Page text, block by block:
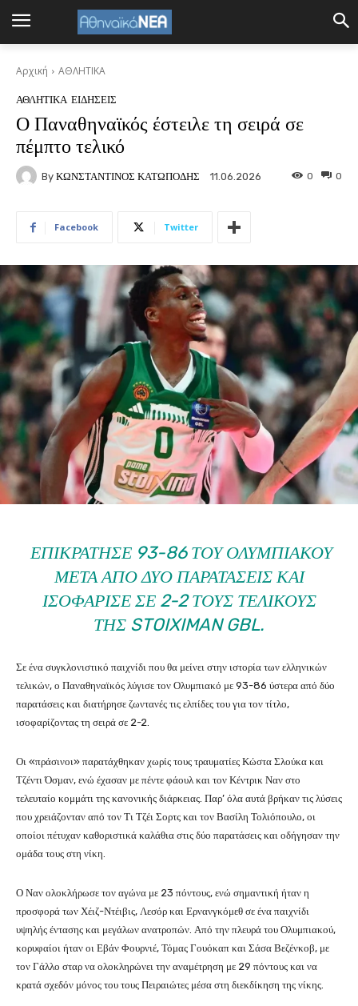
Αρχική ΑΘΛΗΤΙΚΑ
ΑΘΛΗΤΙΚΑ ΕΙΔΗΣΕΙΣ
Ο Παναθηναϊκός έστειλε τη σειρά σε
πέμπτο τελικό
By ΚΩΝΣΤΑΝΤΙΝΟΣ ΚΑΤΩΠΟΔΗΣ 11.06.2026 0
0
Facebook Twitter
ΕΠΙΚΡΆΤΗΣΕ 93-86 ΤΟΥ ΟΛΥΜΠΙΑΚΟΎ
ΜΕΤΆ ΑΠΌ ΔΎΟ ΠΑΡΑΤΆΣΕΙΣ ΚΑΙ
ΙΣΟΦΆΡΙΣΕ ΣΕ 2-2 ΤΟΥΣ ΤΕΛΙΚΟΎΣ
ΤΗΣ STOIXIMAN GBL.
Σε ένα συγκλονιστικό παιχνίδι που θα μείνει στην ιστορία των ελληνικών
τελικών, ο Παναθηναϊκός λύγισε τον Ολυμπιακό με 93-86 ύστερα από δύο
παρατάσεις και διατήρησε ζωντανές τις ελπίδες του για τον τίτλο,
ισοφαρίζοντας τη σειρά σε 2-2.
Οι «πράσινοι» παρατάχθηκαν χωρίς τους τραυματίες Κώστα Σλούκα και
Τζέντι Όσμαν, ενώ έχασαν με πέντε φάουλ και τον Κέντρικ Ναν στο
τελευταίο κομμάτι της κανονικής διάρκειας. Παρ’ όλα αυτά βρήκαν τις λύσεις
που χρειάζονταν από τον Τι Τζέι Σορτς και τον Βασίλη Τολιόπουλο, οι
οποίοι πέτυχαν καθοριστικά καλάθια στις δύο παρατάσεις και οδήγησαν την
ομάδα τους στη νίκη.
Ο Ναν ολοκλήρωσε τον αγώνα με 23 πόντους, ενώ σημαντική ήταν η
προσφορά των Χέιζ-Ντέιβις, Λεσόρ και Ερνανγκόμεθ σε ένα παιχνίδι
υψηλής έντασης και μεγάλων ανατροπών. Από την πλευρά του Ολυμπιακού,
κορυφαίοι ήταν οι Εβάν Φουρνιέ, Τόμας Γουόκαπ και Σάσα Βεζένκοβ, με
τον Γάλλο σταρ να ολοκληρώνει την αναμέτρηση με 29 πόντους και να
κρατά σχεδόν μόνος του τους Πειραιώτες μέσα στη διεκδίκηση της νίκης.